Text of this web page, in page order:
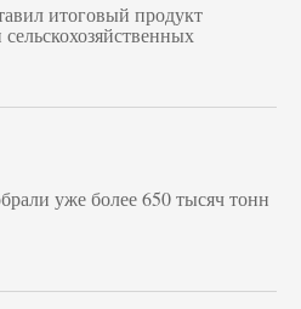
итоговый продукт
уже более 650 тысяч тонн